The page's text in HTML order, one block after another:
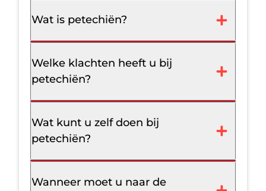
Wat is petechiën?
Welke klachten heeft u bij
petechiën?
Wat kunt u zelf doen bij
petechiën?
Wanneer moet u naar de